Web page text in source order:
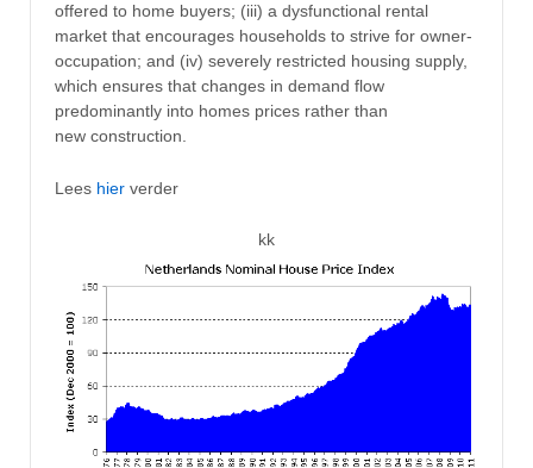
offered to home buyers; (iii) a dysfunctional rental
market that encourages households to strive for owner-
occupation; and (iv) severely restricted housing supply,
which ensures that changes in demand flow
predominantly into homes prices rather than
new construction.
Lees hier verder
kk